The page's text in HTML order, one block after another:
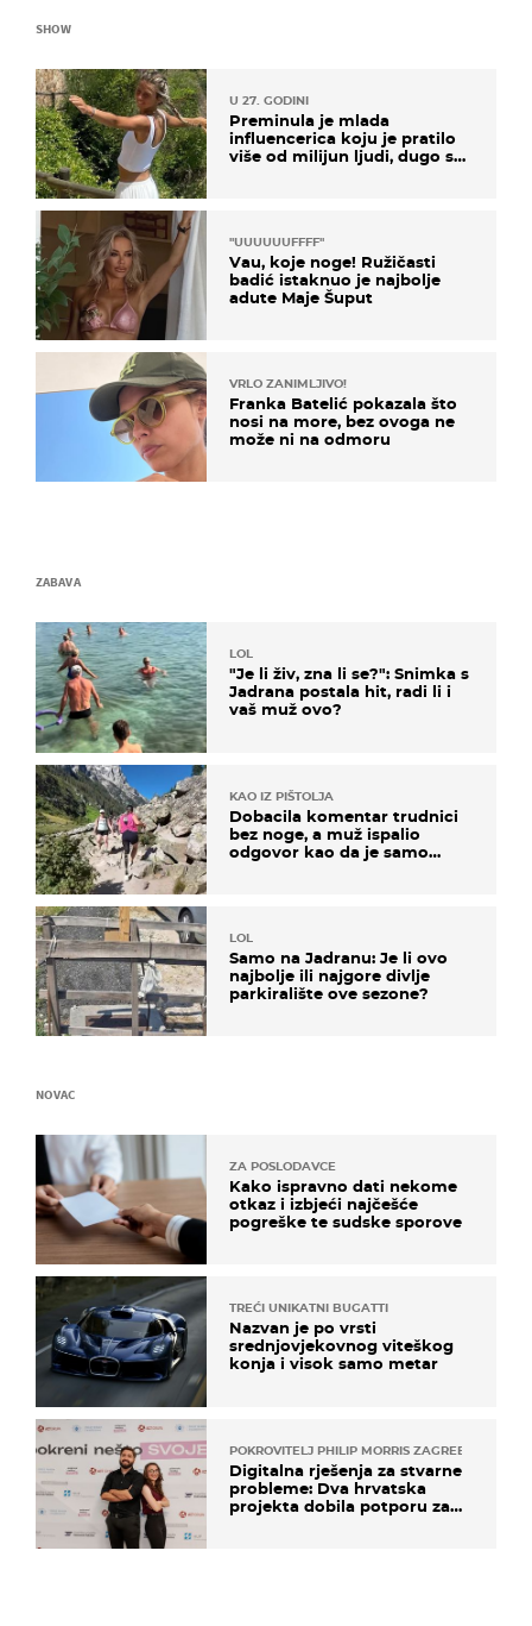
SHOW
U 27. GODINI
Preminula je mlada
influencerica koju je pratilo
više od milijun ljudi, dugo se
"UUUUUUFFFF"
Vau, koje noge! Ružičasti
badić istaknuo je najbolje
adute Maje Šuput
VRLO ZANIMLJIVO!
Franka Batelić pokazala što
nosi na more, bez ovoga ne
može ni na odmoru
ZABAVA
LOL
"Je li živ, zna li se?": Snimka s
Jadrana postala hit, radi li i
vaš muž ovo?
KAO IZ PIŠTOLJA
Dobacila komentar trudnici
bez noge, a muž ispalio
odgovor kao da je samo
LOL
Samo na Jadranu: Je li ovo
najbolje ili najgore divlje
parkiralište ove sezone?
NOVAC
ZA POSLODAVCE
Kako ispravno dati nekome
otkaz i izbjeći najčešće
pogreške te sudske sporove
TREĆI UNIKATNI BUGATTI
Nazvan je po vrsti
srednjovjekovnog viteškog
konja i visok samo metar
POKROVITELJ PHILIP MORRIS ZAGREB
Digitalna rješenja za stvarne
probleme: Dva hrvatska
projekta dobila potporu za